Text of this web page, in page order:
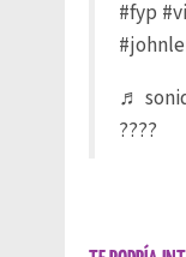
#fyp
♬
????